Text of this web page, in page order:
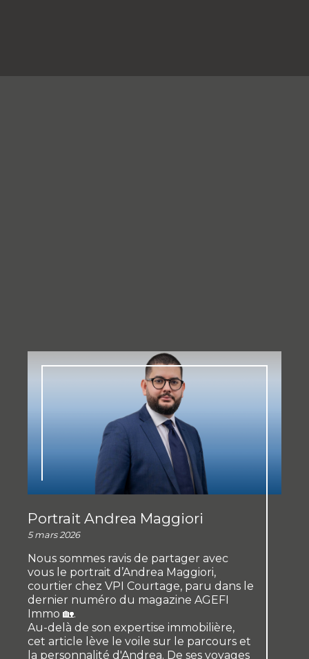
Portrait Andrea Maggiori
5 mars 2026
Nous sommes ravis de partager avec
vous le portrait d’Andrea Maggiori,
courtier chez VPI Courtage, paru dans le
dernier numéro du magazine AGEFI
Immo 🏡.
Au-delà de son expertise immobilière,
cet article lève le voile sur le parcours et
la personnalité d'Andrea. De ses voyages